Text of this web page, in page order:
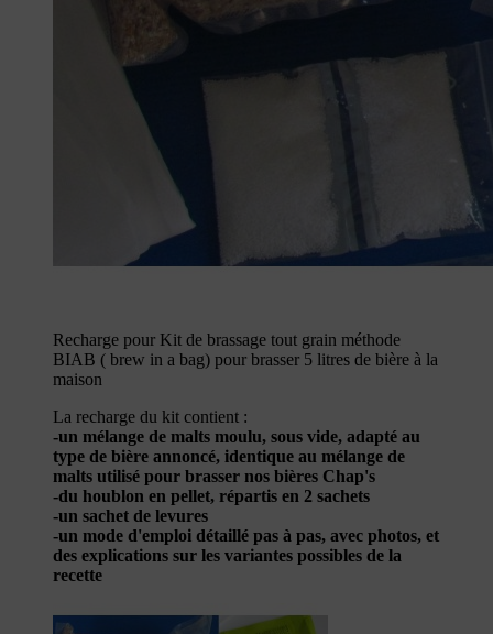
Recharge pour Kit de brassage tout grain méthode
BIAB ( brew in a bag) pour brasser 5 litres de bière à la
maison
La recharge du kit contient :
-un mélange de malts moulu, sous vide, adapté au
type de bière annoncé, identique au mélange de
malts utilisé pour brasser nos bières Chap's
-du houblon en pellet, répartis en 2 sachets
-un sachet de levures
-un mode d'emploi détaillé pas à pas, avec photos, et
des explications sur les variantes possibles de la
recette